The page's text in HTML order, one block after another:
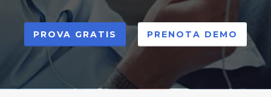
PROVA GRATIS PRENOTA DEMO